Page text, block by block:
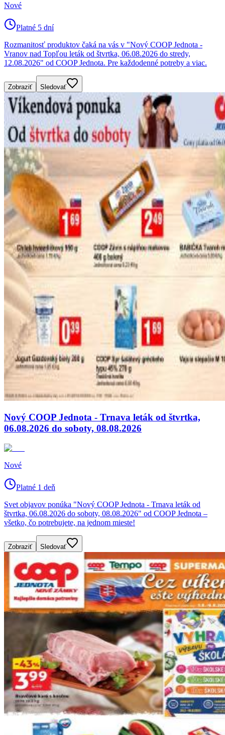
Nové
Platné 5 dní
Rozmanitosť produktov čaká na vás v "Nový COOP Jednota -
Vranov nad Topľou leták od štvrtka, 06.08.2026 do stredy,
12.08.2026" od COOP Jednota. Pre každodenné potreby a viac.
Zobraziť Sledovať
Nový COOP Jednota - Trnava leták od štvrtka,
06.08.2026 do soboty, 08.08.2026
Nové
Platné 1 deň
Svet objavov ponúka "Nový COOP Jednota - Trnava leták od
štvrtka, 06.08.2026 do soboty, 08.08.2026" od COOP Jednota –
všetko, čo potrebujete, na jednom mieste!
Zobraziť Sledovať